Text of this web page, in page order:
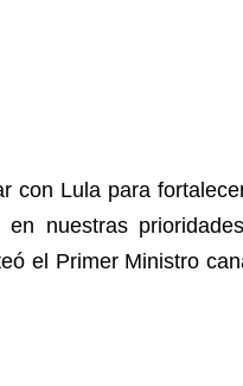
con Lula para
nuestras
el Primer Ministro